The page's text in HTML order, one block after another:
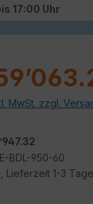
17:00 Uhr
MwSt. zzgl.
BDL-950-60
Lieferzeit 1-3 Tage